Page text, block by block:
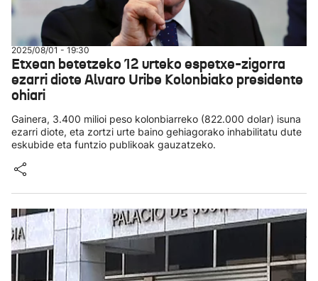
2025/08/01 - 19:30
Etxean betetzeko 12 urteko espetxe-zigorra
ezarri diote Alvaro Uribe Kolonbiako presidente
ohiari
Gainera, 3.400 milioi peso kolonbiarreko (822.000 dolar) isuna
ezarri diote, eta zortzi urte baino gehiagorako inhabilitatu dute
eskubide eta funtzio publikoak gauzatzeko.